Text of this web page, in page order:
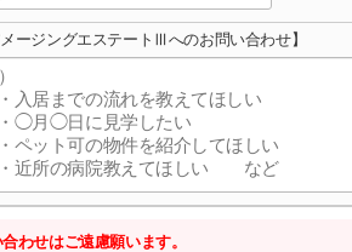
メージングエステートⅢへのお問い合わせ】
わせはご遠慮願います。